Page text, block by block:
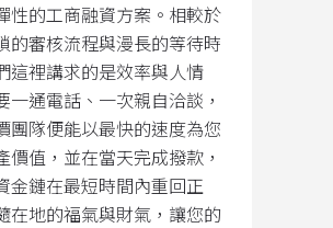
性的工商融資方案。相較於
的審核流程與漫長的等待時
這裡講求的是效率與人情
一通電話、一次親自洽談，
團隊便能以最快的速度為您
價值，並在當天完成撥款，
金鏈在最短時間內重回正
在地的福氣與財氣，讓您的